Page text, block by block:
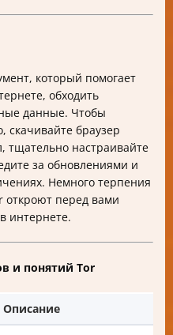
который помогает
обходить
данные. Чтобы
скачивайте браузер
тщательно настраивайте
за обновлениями и
Немного терпения
откроют перед вами
интернете.
и понятий Tor
Описание